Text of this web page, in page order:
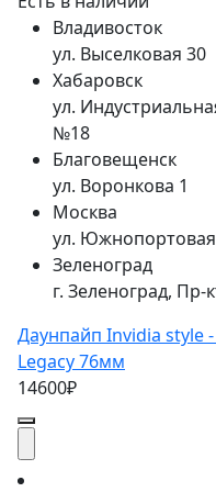
Владивосток
ул. Выселковая 30
Хабаровск
ул.
№18
Благовещенск
ул. Воронкова 1
Москва
ул. Южнопортовая
Зеленоград
г. Зеленоград, Пр-
Даунпайп Invidia style
Legacy 76мм
14600₽